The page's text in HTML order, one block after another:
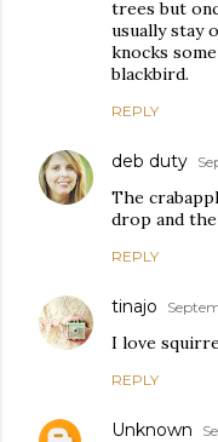
trees but
usually stay
knocks
blackbird.
REPLY
deb duty
The
drop and
REPLY
tinajo
I love
REPLY
Unknown